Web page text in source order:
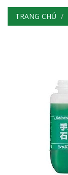
TRANG CHỦ